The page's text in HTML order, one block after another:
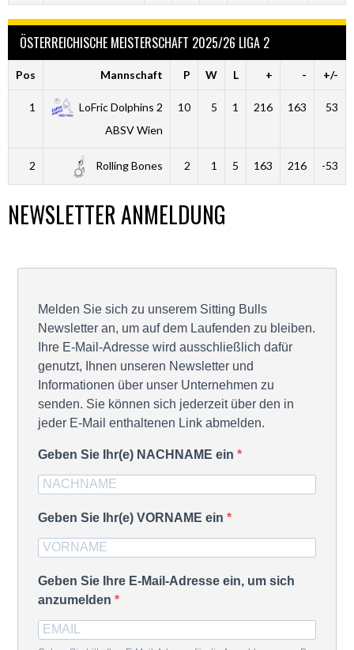
ÖSTERREICHISCHE MEISTERSCHAFT 2025/26 LIGA 2
Pos Mannschaft P W L + - +/-
1
LoFric Dolphins 2
ABSV Wien
10 5 1 216 163 53
2 Rolling Bones 2 1 5 163 216 -53
NEWSLETTER ANMELDUNG
Melden Sie sich zu unserem Sitting Bulls
Newsletter an, um auf dem Laufenden zu bleiben.
Ihre E-Mail-Adresse wird ausschließlich dafür
genutzt, Ihnen unseren Newsletter und
Informationen über unser Unternehmen zu
senden. Sie können sich jederzeit über den in
jeder E-Mail enthaltenen Link abmelden.
Geben Sie Ihr(e) NACHNAME ein
Geben Sie Ihr(e) VORNAME ein
Geben Sie Ihre E-Mail-Adresse ein, um sich
anzumelden